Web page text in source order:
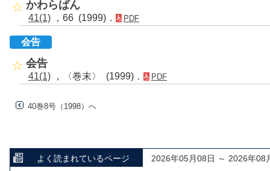
かわらばん
41(1) ，66 (1999)． PDF
会告
会告
41(1) ，〈巻末〉 (1999)． PDF
40巻8号（1998）へ
よく読まれているページ 2026年05月08日 ～ 2026年08